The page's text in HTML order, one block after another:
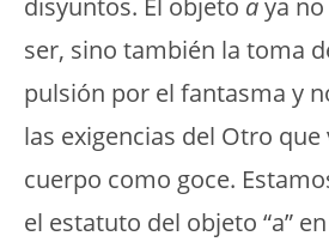
disyuntos. El objeto aya
ser, sino también la toma
pulsión por el fantasma y
las exigencias del Otro que
cuerpo como goce.
el estatuto del objeto “a”